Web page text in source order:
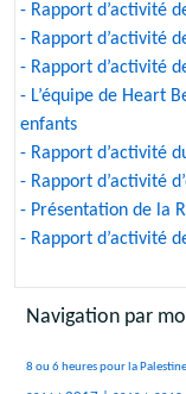
- Rapport d’activité
- Rapport d’activité
- Rapport d’activité
- L’équipe de Heart
enfants
- Rapport d’activité
- Rapport d’activité
- Présentation de la
- Rapport d’activité
Navigation par
357/2119
8 ou 6 heures pour la Palestine
49/2119
95/2119
88/2119
200/2119
374/2119
129/2119
66/2119
129/2119
310/2119